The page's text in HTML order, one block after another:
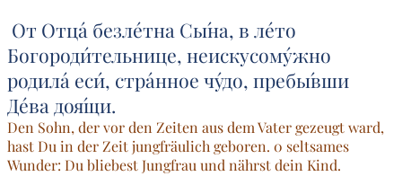
От Отца́ безле́тна Сы́на, в ле́то
Богороди́тельнице, неискусому́жно
родила́ еси́, стра́нное чу́до, пребы́вши
Де́ва доя́щи.
Den Sohn, der vor den Zeiten aus dem Vater gezeugt ward,
hast Du in der Zeit jungfräulich geboren. 0 seltsames
Wunder: Du bliebest Jungfrau und nährst dein Kind.